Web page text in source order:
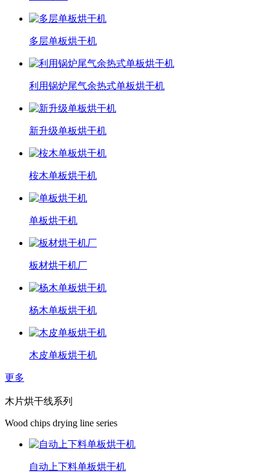
多层单板烘干机
利用锅炉尾气余热式单板烘干机
新升级单板烘干机
桉木单板烘干机
单板烘干机
板材烘干机厂
杨木单板烘干机
木皮单板烘干机
更多
木片烘干线系列
Wood chips drying line series
自动上下料单板烘干机